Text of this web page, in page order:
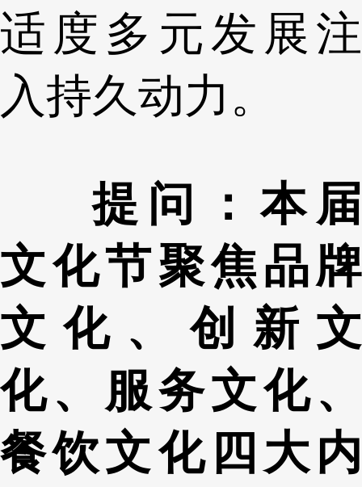
适度多元发展注
入持久动力。
提问：本届
文化节聚焦品牌
文化、创新文
化、服务文化、
餐饮文化四大内